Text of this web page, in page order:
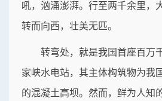
吼，汹涌澎湃。行至两千余里，
转而向西，壮美无匹。
转弯处，就是我国首座百
家峡水电站，其主体构筑物为我
的混凝土高坝。然而，鲜为人知